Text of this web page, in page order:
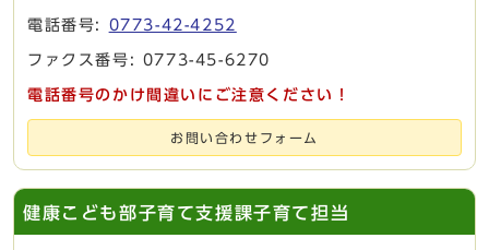
電話番号: 0773-42-4252
ファクス番号: 0773-45-6270
電話番号のかけ間違いにご注意ください！
お問い合わせフォーム
健康こども部子育て支援課子育て担当